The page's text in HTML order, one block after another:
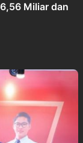
Miliar dan